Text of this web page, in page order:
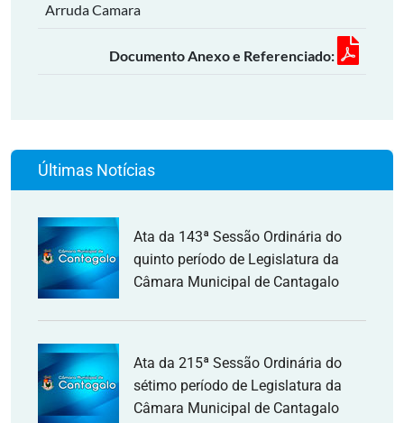
Arruda Camara
Documento Anexo e Referenciado:
Últimas Notícias
Ata da 143ª Sessão Ordinária do
quinto período de Legislatura da
Câmara Municipal de Cantagalo
Ata da 215ª Sessão Ordinária do
sétimo período de Legislatura da
Câmara Municipal de Cantagalo